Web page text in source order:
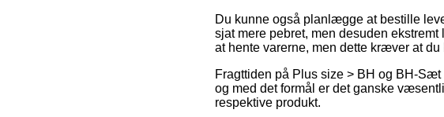
Du kunne også planlægge at bestille
sjat mere pebret, men desuden
at hente varerne, men dette kræver at
Fragttiden på Plus size > BH og BH-
og med det formål er det ganske
respektive produkt.